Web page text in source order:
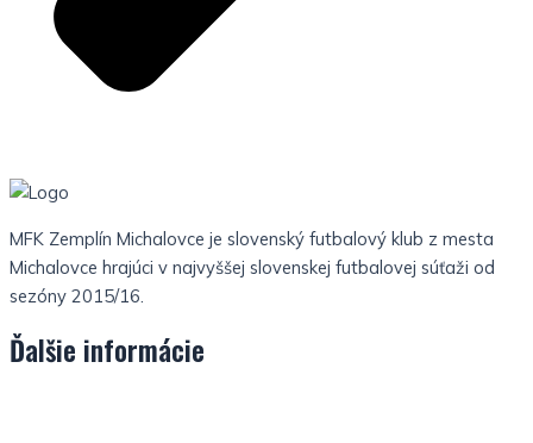
MFK Zemplín Michalovce je slovenský futbalový klub z mesta
Michalovce hrajúci v najvyššej slovenskej futbalovej súťaži od
sezóny 2015/16.
Ďalšie informácie